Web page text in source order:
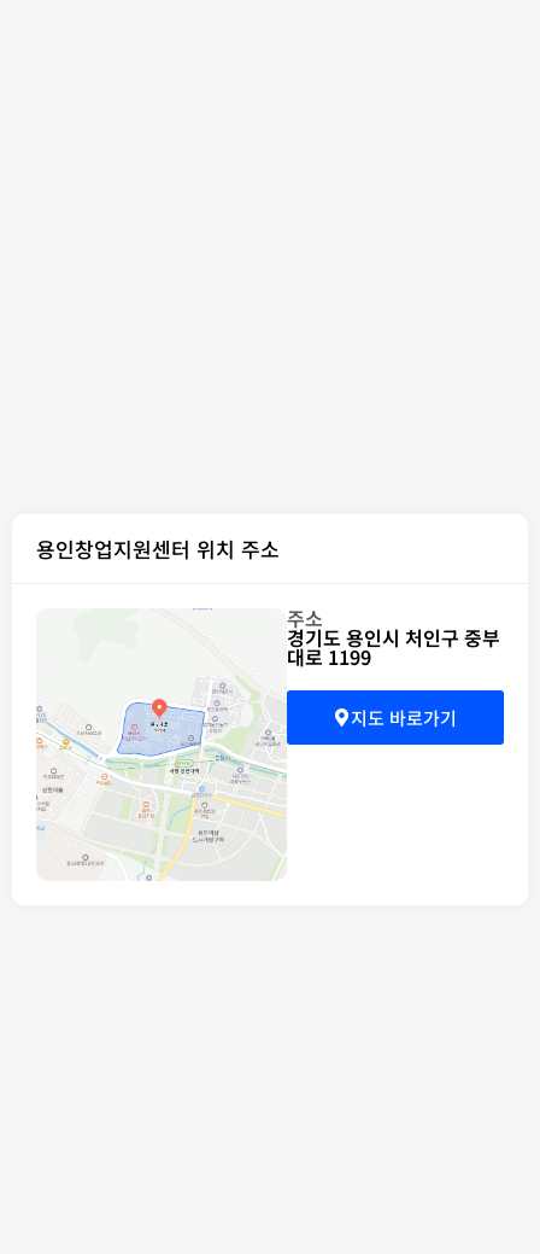
용인창업지원센터 위치 주소
주소
경기도 용인시 처인구 중부
대로 1199
지도 바로가기